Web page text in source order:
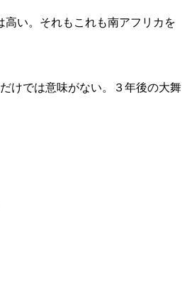
い。それもこれも南アフリカを
けでは意味がない。３年後の大舞